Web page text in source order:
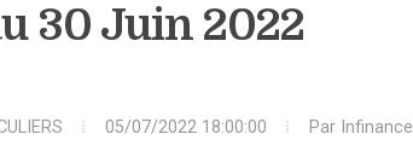
30 Juin 2022
05/07/2022 18:00:00 Par Infinance